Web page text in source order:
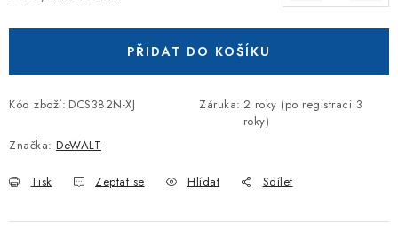
PŘIDAT DO KOŠÍKU
Kód zboží: DCS382N-XJ Záruka: 2 roky (po registraci 3
roky)
Značka: DeWALT
Tisk Zeptat se Hlídat Sdílet